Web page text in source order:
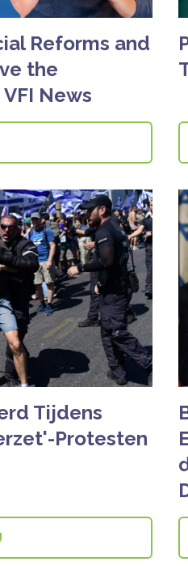
Reforms and
the
News
Tijdens
Protesten